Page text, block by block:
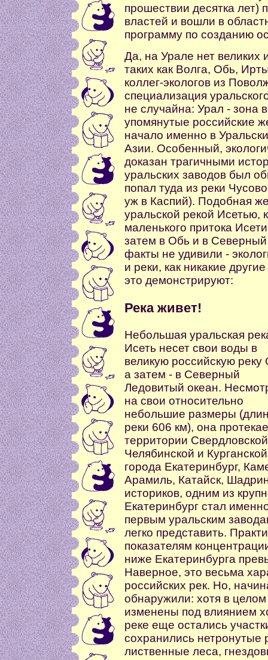
прошествии десятка лет)
властей и вошли в
программу по созданию
Да, на Урале нет великих
таких как Волга, Обь,
коллег-экологов из
специализация
не случайна: Урал - зона
упомянутые российские
начало именно в
Азии. Особенный,
доказан трагичными
уральских заводов был
попал туда из реки
уж в Каспий). Подобная
уральской рекой Исетью,
маленького притока
затем в Обь и в
факты не удивили -
и реки, как никакие
это демонстрируют:
Река живет!
Небольшая уральская
Исеть несет свои воды в
великую российскую реку
а затем - в Северный
Ледовитый океан.
на свои относительно
небольшие размеры
реки 606 км), она
территории
Челябинской и
города Екатеринбург,
Арамиль, Катайск,
историков, одним из
Екатеринбург стал
первым уральским
легко представить.
показателям
ниже Екатеринбурга
Наверное, это весьма
российских рек. Но,
обнаружили: хотя в
изменены под влиянием
реке еще остались
сохранились нетронутые
лиственные леса,